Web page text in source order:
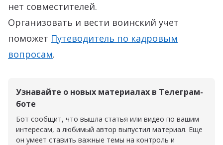
нет совместителей.
Организовать и вести воинский учет
поможет Путеводитель по кадровым
вопросам.
Узнавайте о новых материалах в Телеграм-
боте
Бот сообщит, что вышла статья или видео по вашим
интересам, а любимый автор выпустил материал. Еще
он умеет ставить важные темы на контроль и